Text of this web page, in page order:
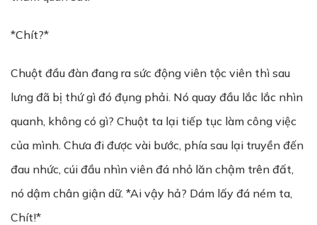
*Chít?*
Chuột đầu đàn đang ra sức động viên tộc viên thì sau
lưng đã bị thứ gì đó đụng phải. Nó quay đầu lắc lắc nhìn
quanh, không có gì? Chuột ta lại tiếp tục làm công việc
của mình. Chưa đi được vài bước, phía sau lại truyền đến
đau nhức, cúi đầu nhìn viên đá nhỏ lăn chậm trên đất,
nó dậm chân giận dữ. *Ai vậy hả? Dám lấy đá ném ta,
Chít!*